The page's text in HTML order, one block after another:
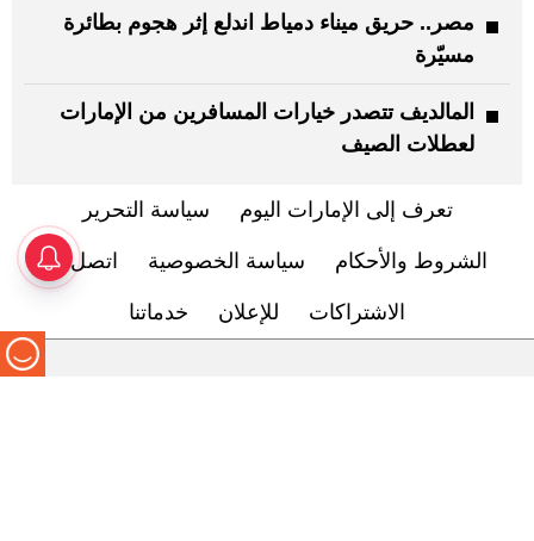
مصر.. حريق ميناء دمياط اندلع إثر هجوم بطائرة
مسيّرة
المالديف تتصدر خيارات المسافرين من الإمارات
لعطلات الصيف
تعرف إلى الإمارات اليوم سياسة التحرير
الشروط والأحكام سياسة الخصوصية اتصل بنا
الاشتراكات للإعلان خدماتنا